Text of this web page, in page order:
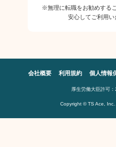
※無理に転職をお勧めする
安心してご利用い
会社概要 利用規約 個人情報
厚生労働大臣許可
Copyright © TS Ace, Inc.